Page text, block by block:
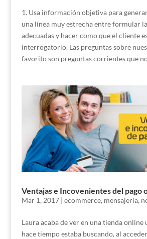
1. Usa información objetiva para
una línea muy estrecha entre formular
adecuadas y hacer como que el cliente
interrogatorio. Las preguntas sobre
favorito son preguntas corrientes que
Ventajas e Incovenientes del pago
Mar 1, 2017| ecommerce, mensajería,
Laura acaba de ver en una tienda online
hace tiempo estaba buscando, al